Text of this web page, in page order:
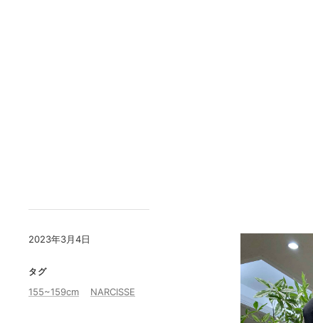
2023年3月4日
タグ
155~159cm NARCISSE